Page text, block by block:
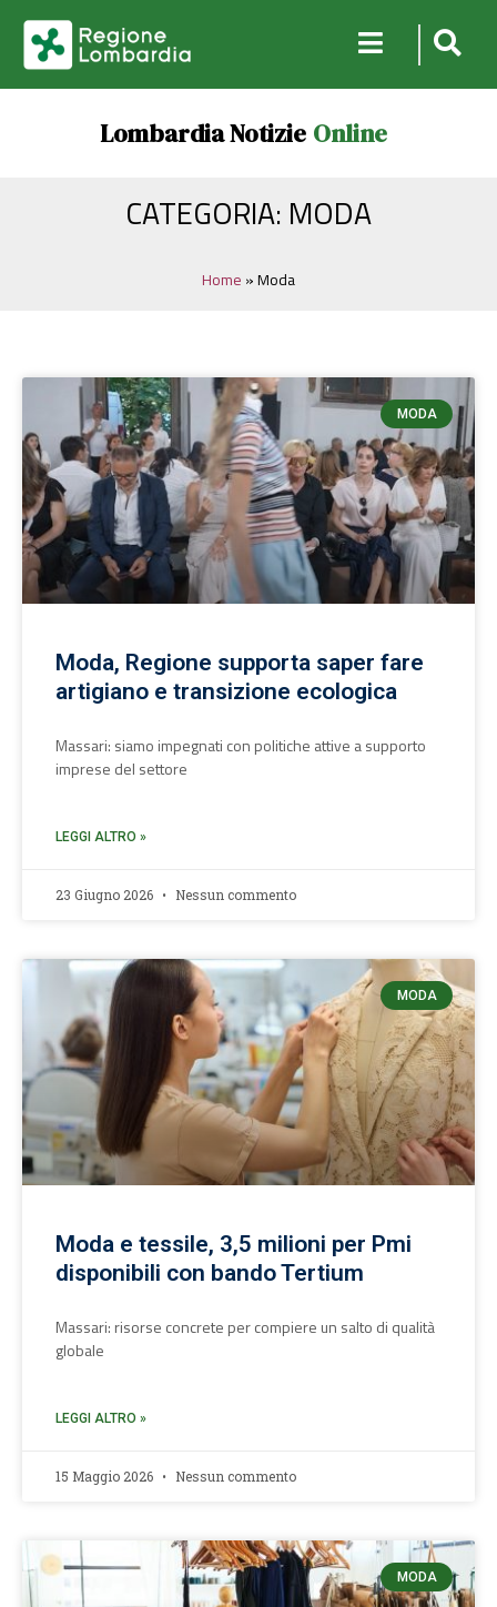
Lombardia Notizie Online
CATEGORIA: MODA
Home » Moda
MODA
Moda, Regione supporta saper fare
artigiano e transizione ecologica
Massari: siamo impegnati con politiche attive a supporto
imprese del settore
LEGGI ALTRO »
23 Giugno 2026 Nessun commento
MODA
Moda e tessile, 3,5 milioni per Pmi
disponibili con bando Tertium
Massari: risorse concrete per compiere un salto di qualità
globale
LEGGI ALTRO »
15 Maggio 2026 Nessun commento
MODA